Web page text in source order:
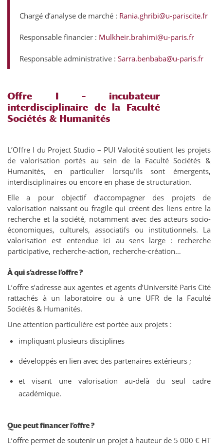
Chargé d’analyse de marché : Rania.ghribi@u-pariscite.fr
Responsable financier : Mulkheir.brahimi@u-paris.fr
Responsable administrative : Sarra.benbaba@u-paris.fr
Offre I – incubateur
interdisciplinaire de la Faculté
Sociétés & Humanités
L’Offre I du Project Studio – PUI Valocité soutient les projets
de valorisation portés au sein de la Faculté Sociétés &
Humanités, en particulier lorsqu’ils sont émergents,
interdisciplinaires ou encore en phase de structuration.
Elle a pour objectif d’accompagner des projets de
valorisation naissant ou fragile qui créent des liens entre la
recherche et la société, notamment avec des acteurs socio-
économiques, culturels, associatifs ou institutionnels. La
valorisation est entendue ici au sens large : recherche
participative, recherche-action, recherche-création…
À qui s’adresse l’offre ?
L’offre s’adresse aux agentes et agents d’Université Paris Cité
rattachés à un laboratoire ou à une UFR de la Faculté
Sociétés & Humanités.
Une attention particulière est portée aux projets :
impliquant plusieurs disciplines
développés en lien avec des partenaires extérieurs ;
et visant une valorisation au-delà du seul cadre
académique.
Que peut financer l’offre ?
L’offre permet de soutenir un projet à hauteur de 5 000 € HT